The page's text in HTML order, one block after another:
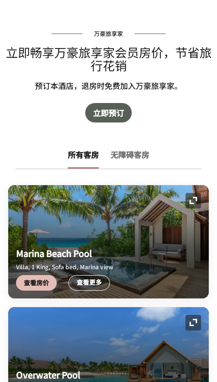
万豪旅享家
立即畅享万豪旅享家会员房价，节省旅
行花销
预订本酒店，退房时免费加入万豪旅享家。
立即预订
所有客房 无障碍客房
展开
Marina Beach Pool
Villa, 1 King, Sofa bed, Marina view
查看房价 查看更多
展开
Overwater Pool